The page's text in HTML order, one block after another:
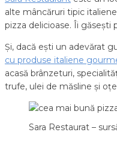
alte mâncăruri tipic
pizza delicioase. Îi găsești
Și, dacă ești un adevărat
cu produse italiene
acasă brânzeturi,
trufe, ulei de măsline și
Sara Restaurat –